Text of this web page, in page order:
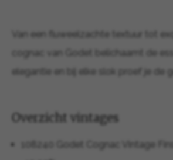
Van een fluweelzachte textuur tot
cognac van Godet belichaamt de
elegantie en bij elke slok proef je de
Overzicht vintages
108240 Godet Cognac Vintage